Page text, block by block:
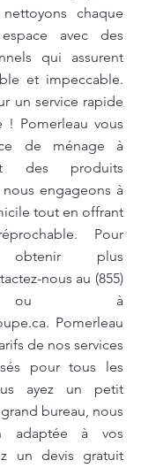
chaque
avec des
qui assurent
et impeccable.
un service rapide
! Pomerleau vous
de ménage à
des produits
engageons à
tout en offrant
Pour
plus
nous au (855)
à
. Pomerleau
de nos services
pour tous les
ayez un petit
bureau, nous
adaptée à vos
un devis gratuit